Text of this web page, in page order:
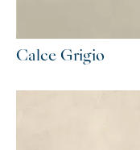
Calce Grigio